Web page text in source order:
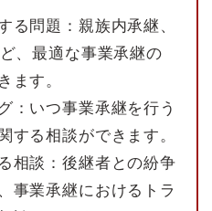
る問題：親族内承継、
、最適な事業承継の
ます。
：いつ事業承継を行う
する相談ができます。
相談：後継者との紛争
事業承継におけるトラ